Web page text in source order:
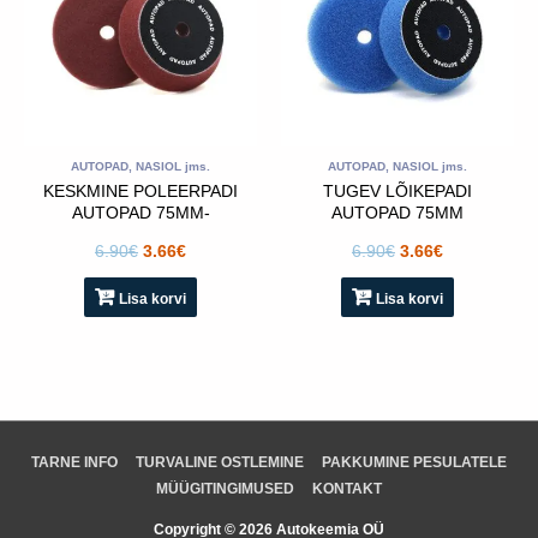
AUTOPAD, NASIOL jms.
KESKMINE POLEERPADI
AUTOPAD 75MM-
6.90€ 3.66€
Lisa korvi
AUTOPAD, NASIOL jms.
TUGEV LÕIKEPADI
AUTOPAD 75MM
6.90€ 3.66€
Lisa korvi
TARNE INFO TURVALINE OSTLEMINE
PAKKUMINE PESULATELE
MÜÜGITINGIMUSED
KONTAKT
Copyright © 2026 Autokeemia OÜ